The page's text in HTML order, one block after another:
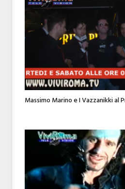
Massimo Marino e I Vazzanikki al